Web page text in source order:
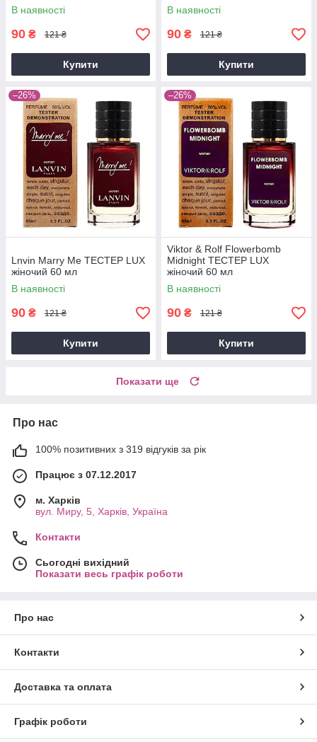
В наявності
90 ₴ 121 ₴
Купити
В наявності
90 ₴ 121 ₴
Купити
–26%
Lnvin Marry Me ТЕСТЕР LUX
жіночий 60 мл
В наявності
90 ₴ 121 ₴
Купити
–26%
Viktor & Rolf Flowerbomb
Midnight ТЕСТЕР LUX
жіночий 60 мл
В наявності
90 ₴ 121 ₴
Купити
Показати ще
Про нас
100% позитивних з 319 відгуків за рік
Працює з 07.12.2017
м. Харків
вул. Миру, 5, Харків, Україна
Контакти
Сьогодні вихідний
Показати весь графік роботи
Про нас
Контакти
Доставка та оплата
Графік роботи